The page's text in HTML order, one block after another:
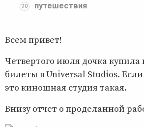
90
путешествия
Всем привет!
Четвертого июля дочка
билеты в Universal Studios. Если
это киношная студия такая.
Внизу отчет о проделанной